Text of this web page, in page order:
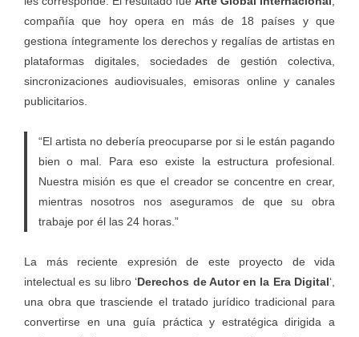
compañía que hoy opera en más de 18 países y que
gestiona íntegramente los derechos y regalías de artistas en
plataformas digitales, sociedades de gestión colectiva,
sincronizaciones audiovisuales, emisoras online y canales
publicitarios.
“El artista no debería preocuparse por si le están pagando
bien o mal. Para eso existe la estructura profesional.
Nuestra misión es que el creador se concentre en crear,
mientras nosotros nos aseguramos de que su obra
trabaje por él las 24 horas.”
La más reciente expresión de este proyecto de vida
intelectual es su libro ‘Derechos de Autor en la Era Digital‘,
una obra que trasciende el tratado jurídico tradicional para
convertirse en una guía práctica y estratégica dirigida a